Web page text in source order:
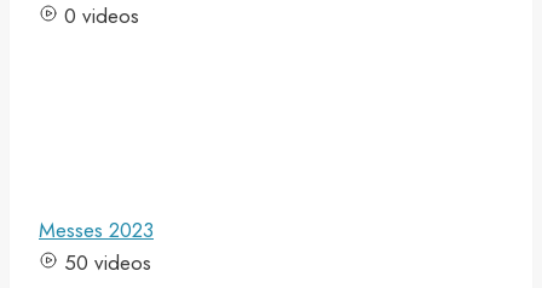
0 videos
Messes 2023
50 videos